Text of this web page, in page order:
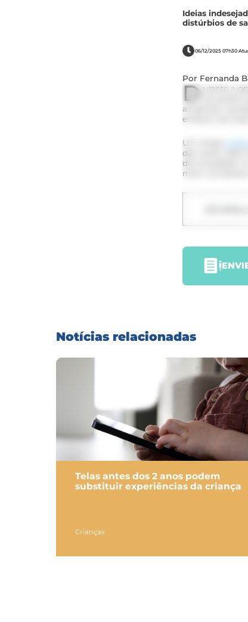
Ideias
distúrbios de
06/12/2025 07h30
Por Fernanda
D urante a
situações
acidentes,
embora isso
Um artigo
das vezes
de ansiedade
mais
Notícias relacionadas
Telas antes dos 2 anos podem
substituir experiências da criança
Crianças